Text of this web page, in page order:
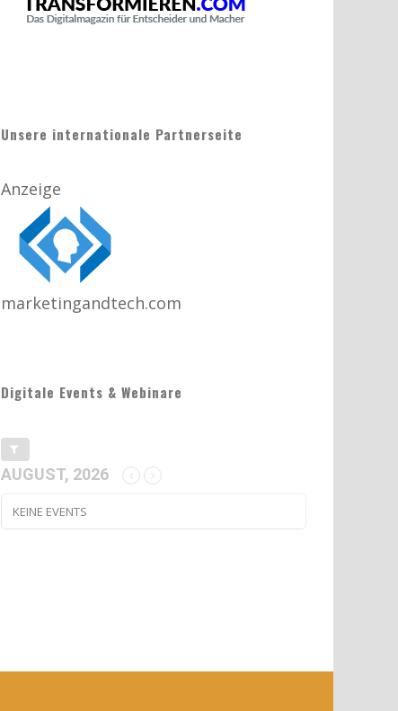
Unsere internationale Partnerseite
Anzeige
marketingandtech.com
Digitale Events & Webinare
AUGUST, 2026
KEINE EVENTS